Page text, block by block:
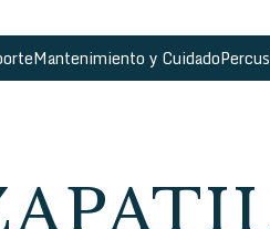
Mantenimiento y Cuidado